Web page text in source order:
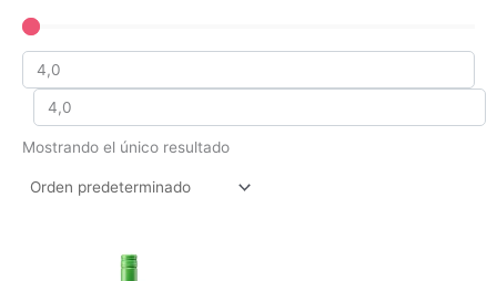
Mostrando el único resultado